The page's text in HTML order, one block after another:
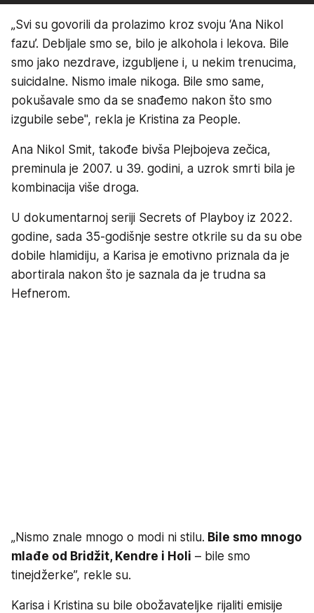
„Svi su govorili da prolazimo kroz svoju ‘Ana Nikol
fazu’. Debljale smo se, bilo je alkohola i lekova. Bile
smo jako nezdrave, izgubljene i, u nekim trenucima,
suicidalne. Nismo imale nikoga. Bile smo same,
pokušavale smo da se snađemo nakon što smo
izgubile sebe", rekla je Kristina za People.
Ana Nikol Smit, takođe bivša Plejbojeva zečica,
preminula je 2007. u 39. godini, a uzrok smrti bila je
kombinacija više droga.
U dokumentarnoj seriji Secrets of Playboy iz 2022.
godine, sada 35-godišnje sestre otkrile su da su obe
dobile hlamidiju, a Karisa je emotivno priznala da je
abortirala nakon što je saznala da je trudna sa
Hefnerom.
„Nismo znale mnogo o modi ni stilu. Bile smo mnogo
mlađe od Bridžit, Kendre i Holi – bile smo
tinejdžerke”, rekle su.
Karisa i Kristina su bile obožavateljke rijaliti emisije